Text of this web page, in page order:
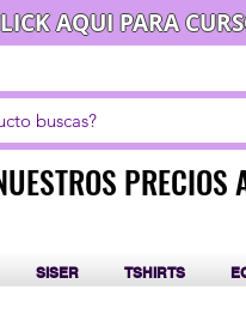
AQUI PARA
SISER TSHIRTS